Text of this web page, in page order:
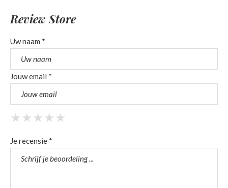
Review Store
Uw naam *
Jouw email *
★
★ ★
★ ★ ★
★ ★ ★ ★
★ ★ ★ ★ ★
Je recensie *